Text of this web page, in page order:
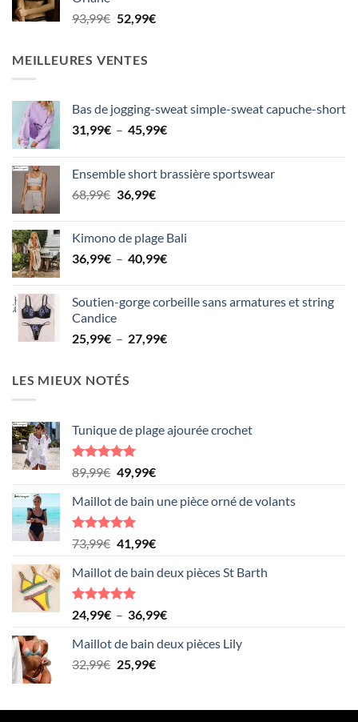
93,99€ Le
était :
52,99€Le
MEILLEURES VENTES
Bas de jogging-sweat simple-sweat capuche-short
31,99€ – 45,99€Plage
31,99€
Ensemble short brassière sportswear
68,99€ Le
était :
68,99€.
36,99€Le
est :
36,99€.
Kimono de plage Bali
36,99€ – 40,99€Plage
36,99€
40,99€
Soutien-gorge corbeille sans armatures et string
Candice
25,99€ – 27,99€Plage
LES MIEUX NOTÉS
Tunique de plage ajourée crochet
Note5.00
sur 5
89,99€ Le
initial
était :
89,99€.
49,99€Le
actuel
49,99€.
Maillot de bain une pièce orné de volants
Note5.00
sur 5
73,99€ Le
initial
était :
73,99€.
41,99€Le
actuel
41,99€.
Maillot de bain deux pièces St Barth
Note5.00
sur 5
24,99€ – 36,99€Plage
prix :
Maillot de bain deux pièces Lily
32,99€ Le
était :
25,99€Le
est :